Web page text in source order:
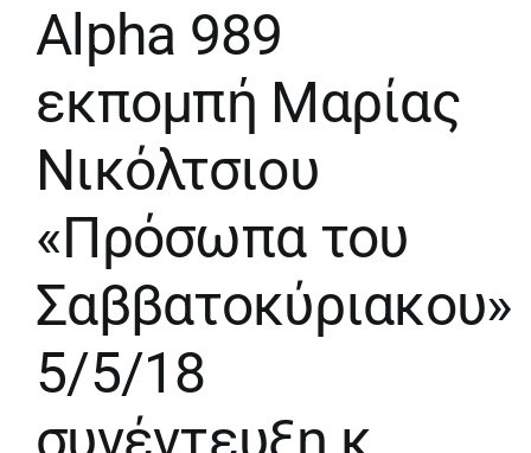
Alpha 989
εκπομπή Μαρίας
Νικόλτσιου
«Πρόσωπα του
Σαββατοκύριακου»
5/5/18